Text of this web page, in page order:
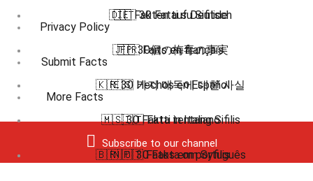
Privacy Policy
Submit Facts
More Facts
Subscribe to our channel
🇮🇹 30 Fatti su Sifilide
🇯🇵 30個の梅毒の事実
🇰🇷 30 가지 매독에 대한 사실
🇲🇸 30 Fakta tentang Sifilis
🇳🇴 30 Fakta om Syfilis
🇩🇪 Fakten auf Deutsch
🇫🇷 Faits en français
🇪🇸 Hechos en Español
🇮🇹 Fatti in Italiano
🇧🇷 🇵🇹 Fatos em português